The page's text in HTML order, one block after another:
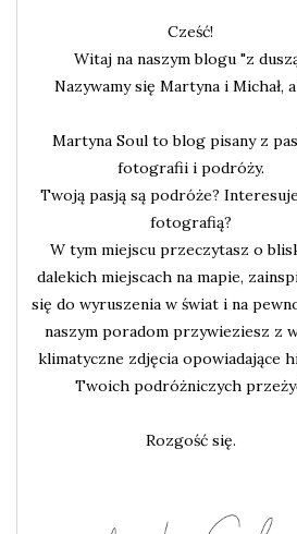
Cześć!
Witaj na naszym blogu "z
Nazywamy się Martyna i Michał,
Martyna Soul to blog pisany z
fotografii i podróży.
Twoją pasją są podróże?
fotografią?
W tym miejscu przeczytasz o
dalekich miejscach na mapie,
się do wyruszenia w świat i na
naszym poradom przywieziesz z
klimatyczne zdjęcia opowiadające
Twoich podróżniczych
Rozgość się.